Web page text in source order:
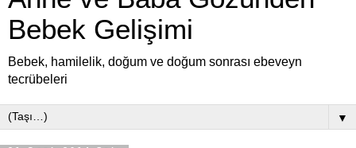
Bebek Gelişimi
Bebek, hamilelik, doğum ve doğum sonrası ebeveyn
tecrübeleri
▼